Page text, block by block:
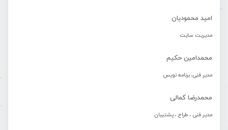
امید محمودیان
مدیریت سایت
محمدامین حکیم
مدیر فنی، برنامه نویس
محمدرضا کمالی
مدیر فنی ، طراح ، پشتیبان